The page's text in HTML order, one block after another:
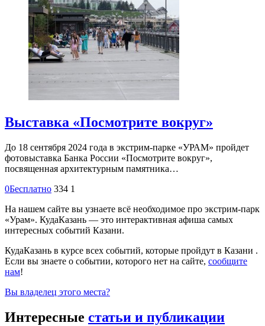
Выставка «Посмотрите вокруг»
До 18 сентября 2024 года в экстрим-парке «УРАМ» пройдет
фотовыставка Банка России «Посмотрите вокруг»,
посвященная архитектурным памятника…
0Бесплатно 334 1
На нашем сайте вы узнаете всё необходимое про экстрим-парк
«Урам». КудаКазань — это интерактивная афиша самых
интересных событий Казани.
КудаКазань в курсе всех событий, которые пройдут в Казани .
Если вы знаете о событии, которого нет на сайте, сообщите
нам!
Вы владелец этого места?
Интересные статьи и публикации